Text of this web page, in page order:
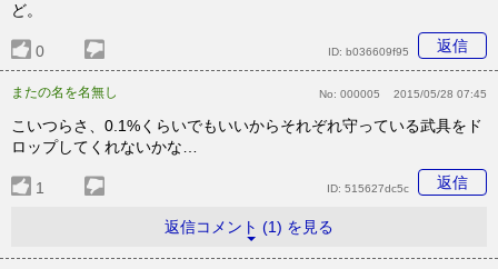
ど。
0 返信
ID: b036609f95
またの名を名無し No: 000005 2015/05/28 07:45
こいつらさ、0.1%くらいでもいいからそれぞれ守っている武具をド
ロップしてくれないかな…
1 返信
ID: 515627dc5c
返信コメント (1) を見る